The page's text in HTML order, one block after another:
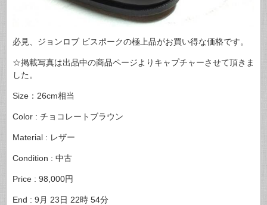
必見、ジョンロブ ビスポークの極上品がお買い得な価格です。
☆掲載写真は出品中の商品ページよりキャプチャーさせて頂きま
した。
Size：26cm相当
Color : チョコレートブラウン
Material : レザー
Condition : 中古
Price : 98,000円
End : 9月 23日 22時 54分